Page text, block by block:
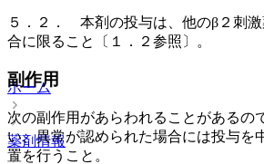
５．２． 本剤の投与は、他のβ２刺
合に限ること〔１．２参照〕。
副作用
次の副作用があらわれることがあるの
い、異常が認められた場合には投与を
置を行うこと。
ホーム
薬剤情報